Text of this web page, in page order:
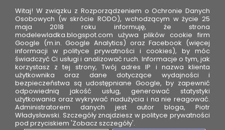
Witaj! W związku z Rozporządzeniem o Ochronie Danych
Osobowych (w skrócie RODO), wchodzącym w życie 25
maja 2018 roku informuję, że strona
modelewladka.blogspot.com używa plików cookie firm
Google (m.in. Google Analytics) oraz Facebook (więcej
informacji w polityce prywatności i cookies), by móc
świadczyć Ci usługi i analizować ruch. Informacje o tym, jak
korzystasz z tej strony, Twój adres IP i nazwa klienta
użytkownika oraz dane dotyczące wydajności i
bezpieczeństwa są udostępniane Google, by zapewnić
odpowiednią jakość usług, generować statystyki
użytkowania oraz wykrywać nadużycia i na nie reagować.
Administratorem danych jest autor bloga, Piotr
Władysławski. Szczegóły znajdziesz w polityce prywatności
pod przyciskiem 'Zobacz szczegóły'.